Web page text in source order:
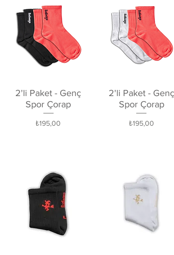
Hızlı Bakış
2'li Paket - Genç
Spor Çorap
Fiyat
₺195,00
Hızlı Bakış
2'li Paket - Genç
Spor Çorap
Fiyat
₺195,00